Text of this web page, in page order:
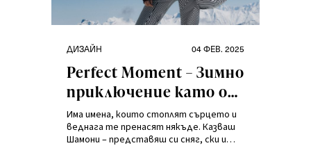
ДИЗАЙН 04 ФЕВ. 2025
Perfect Moment – Зимно
приключение като от
мечтите!
Има имена, които стоплят сърцето и
веднага те пренасят някъде. Казваш
Шамони – представяш си сняг, ски и